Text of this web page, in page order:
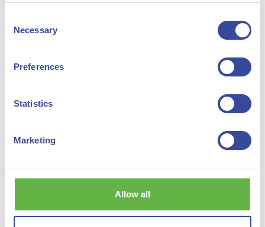
Selection
Necessary
Preferences
Statistics
Marketing
Allow all
pure vorm resulteert het gebruik van SAF gedurende de hele
fossiele vliegtuigbrandstof.
HyCC ontving onlangs de milieuvergunning voor het project
en het bedrijf werkt toe naar een investeringsbeslissing (FID)
in 2024, in nauwe afstemming met SkyNRG en haar partners.